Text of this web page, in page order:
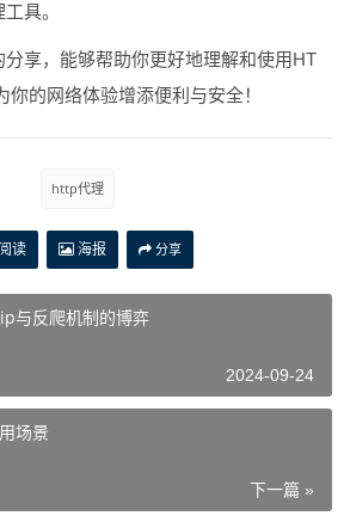
具。
享，能够帮助你更好地理解和使用HT
的网络体验增添便利与安全！
http代理
阅读 海报 分享
与反爬机制的博弈
2024-09-24
场景
下一篇 »